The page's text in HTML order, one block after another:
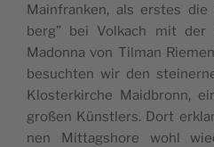
Main­fran­ken, als ers­tes
berg” bei Vol­kach mit der
Madon­na von Til­man
besuch­ten wir den
Klos­ter­kir­che Maid­bronn,
großen Künstlers. Dort
nen Mit­tagsho­re wohl